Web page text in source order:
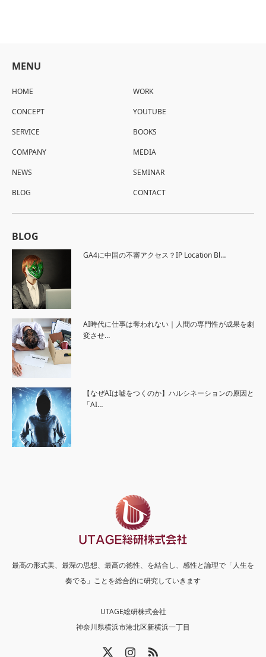
MENU
HOME
CONCEPT
SERVICE
COMPANY
NEWS
BLOG
WORK
YOUTUBE
BOOKS
MEDIA
SEMINAR
CONTACT
BLOG
GA4に中国の不審アクセス？IP Location Bl…
AI時代に仕事は奪われない｜人間の専門性が成果を劇
変させ…
【なぜAIは嘘をつくのか】ハルシネーションの原因と
「AI…
最高の形式美、最深の思想、最高の徳性、を結合し、感性と論理で「人生を
奏でる」ことを総合的に研究していきます
UTAGE総研株式会社
神奈川県横浜市港北区新横浜一丁目